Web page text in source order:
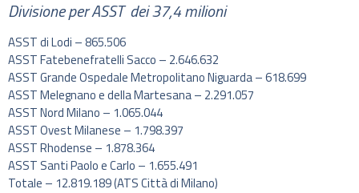
Divisione per ASST dei 37,4 milioni
ASST di Lodi – 865.506​
ASST Fatebenefratelli Sacco – 2.646.632​
ASST Grande Ospedale Metropolitano Niguarda – 618.699​
ASST Melegnano e della Martesana – 2.291.057​
ASST Nord Milano – 1.065.044​
ASST Ovest Milanese – 1.798.397​
ASST Rhodense – 1.878.364​
ASST Santi Paolo e Carlo – 1.655.491​
Totale – 12.819.189 (ATS Città di Milano)​